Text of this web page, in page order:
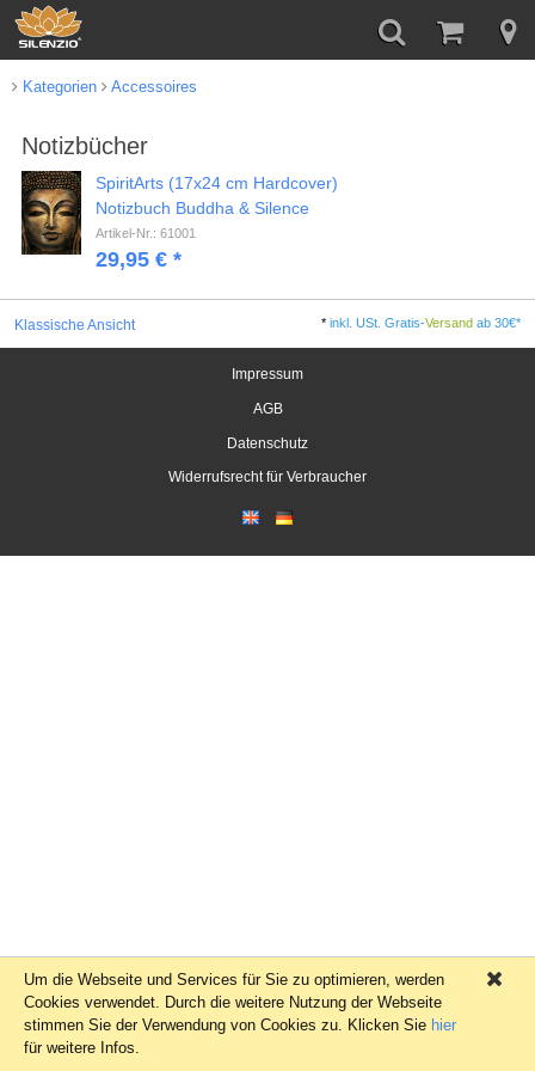
Kategorien Accessoires
Notizbücher
SpiritArts (17x24 cm Hardcover)
Notizbuch Buddha & Silence
Artikel-Nr.: 61001
29,95 € *
Klassische Ansicht *inkl. USt. Gratis-Versand ab 30€*
Impressum
AGB
Datenschutz
Widerrufsrecht für Verbraucher
Um die Webseite und Services für Sie zu optimieren, werden
Cookies verwendet. Durch die weitere Nutzung der Webseite
stimmen Sie der Verwendung von Cookies zu. Klicken Sie hier
für weitere Infos.